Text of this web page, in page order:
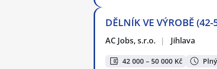
DĚLNÍK VE VÝROBĚ
AC Jobs, s.r.o. | Jihlava
42 000 – 50 000 Kč